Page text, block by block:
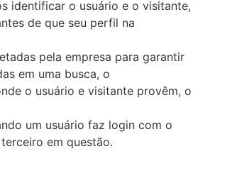
identificar o usuário e o visitante,
de que seu perfil na
pela empresa para garantir
em uma busca, o
o usuário e visitante provêm, o
um usuário faz login com o
em questão.